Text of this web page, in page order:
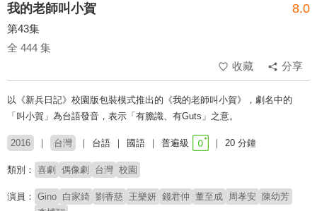
我的老師叫小賀 8.0
第43集
全 444 集
收藏
分享
以《新兵日記》校園版包裝模式推出的《我的老師叫小賀》，劇名中的
「叫小賀」為台語發音，表示「有膽識、有Guts」之意。
2016 台灣 台語 國語 普遍級 20 分鐘
類別： 喜劇 偶像劇 台灣 校園
演員： Gino 白家綺 劉香慈 王樂妍 錢君仲 董至成 周孝安 陳幼芳